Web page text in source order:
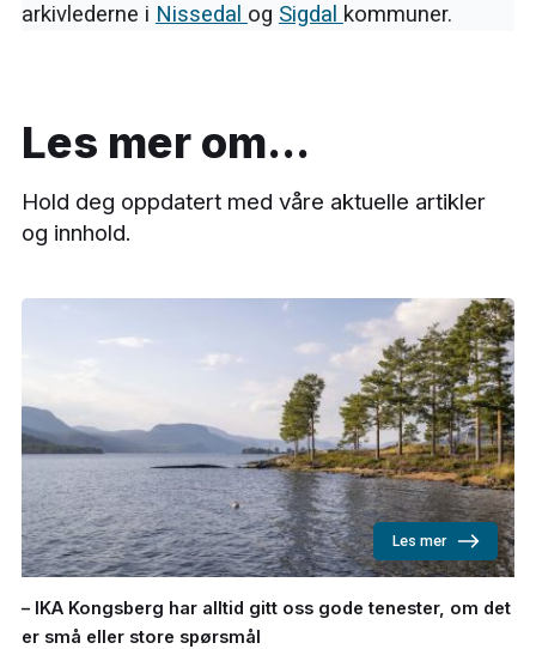
arkivlederne i Nissedal og Sigdal kommuner.
Les mer om...
Hold deg oppdatert med våre aktuelle artikler
og innhold.
Les mer
– IKA Kongsberg har alltid gitt oss gode tenester, om det
er små eller store spørsmål